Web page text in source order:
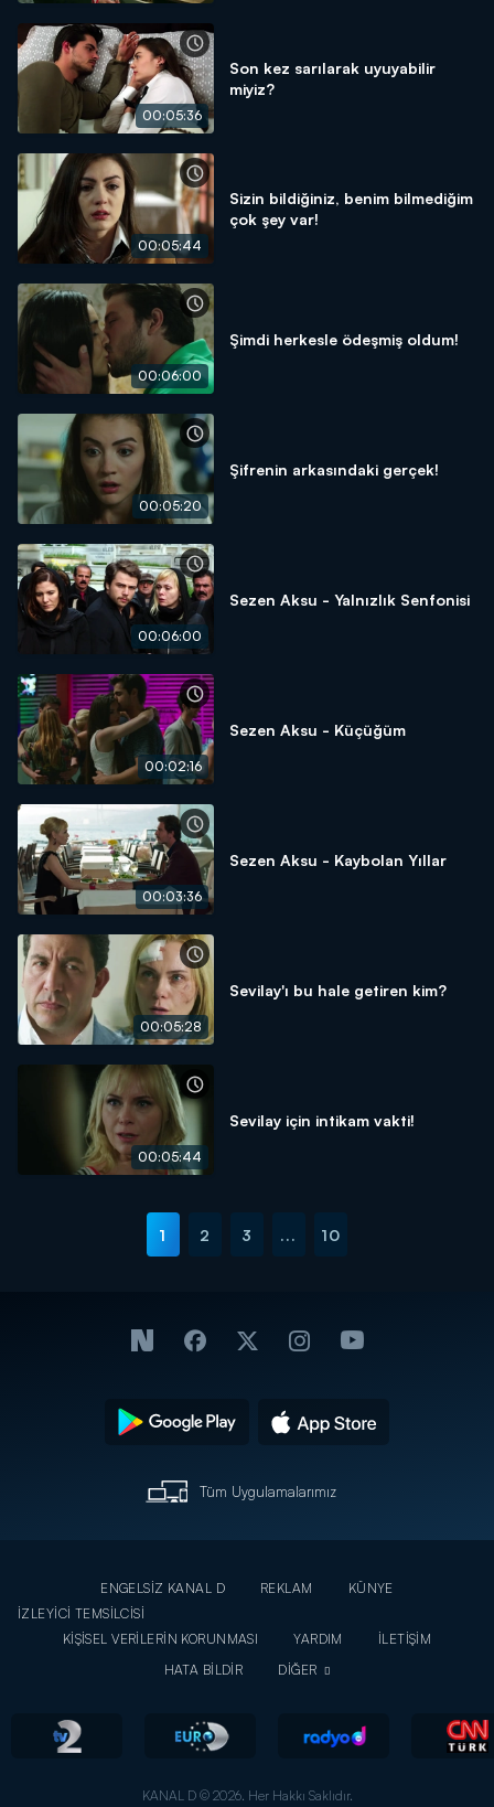
00:05:36
Son kez sarılarak uyuyabilir
miyiz?
00:05:44
Sizin bildiğiniz, benim bilmediğim
çok şey var!
00:06:00
Şimdi herkesle ödeşmiş oldum!
00:05:20
Şifrenin arkasındaki gerçek!
00:06:00
Sezen Aksu - Yalnızlık Senfonisi
00:02:16
Sezen Aksu - Küçüğüm
00:03:36
Sezen Aksu - Kaybolan Yıllar
00:05:28
Sevilay'ı bu hale getiren kim?
00:05:44
Sevilay için intikam vakti!
1 2 3 ... 10
Tüm Uygulamalarımız
ENGELSİZ KANAL D REKLAM
KÜNYE
İZLEYİCİ TEMSİLCİSİ
KİŞİSEL VERİLERİN KORUNMASI
YARDIM
İLETİŞİM
HATA BİLDİR
DİĞER
KANAL D © 2026. Her Hakkı Saklıdır.